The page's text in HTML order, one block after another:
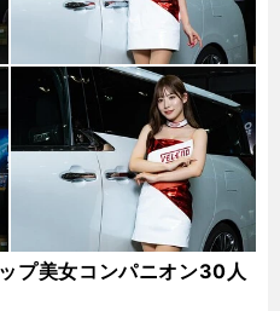
プ美女コンパニオン30人